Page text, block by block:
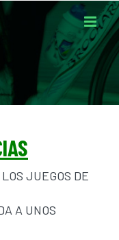
JUEGOS DE
A UNOS